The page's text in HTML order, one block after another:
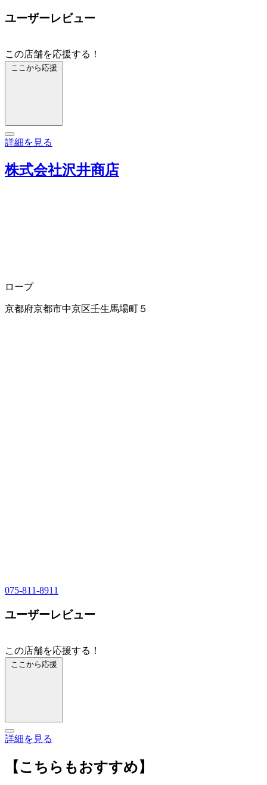
ユーザーレビュー
この店舗を応援する！
ここから応援
詳細を見る
株式会社沢井商店
ロープ
京都府京都市中京区壬生馬場町５
075-811-8911
ユーザーレビュー
この店舗を応援する！
ここから応援
詳細を見る
【こちらもおすすめ】